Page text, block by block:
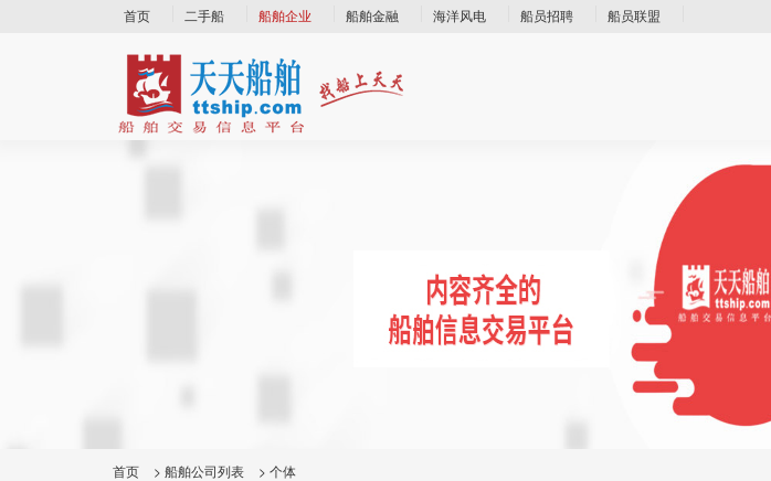
首页 二手船 船舶企业 船舶金融 海洋风电 船员招聘 船员联盟
首页 > 船舶公司列表 > 个体